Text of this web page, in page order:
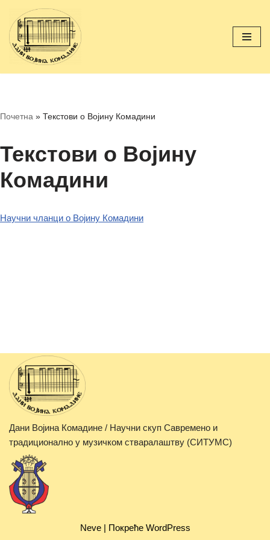
Скочи
на
садржај
Почетна » Текстови о Војину Комадини
Текстови о Војину
Комадини
Научни чланци о Војину Комадини
Дани Војина Комадине / Научни скуп Савремено и
традиционално у музичком стваралаштву (СИТУМС)
Neve| Покреће WordPress